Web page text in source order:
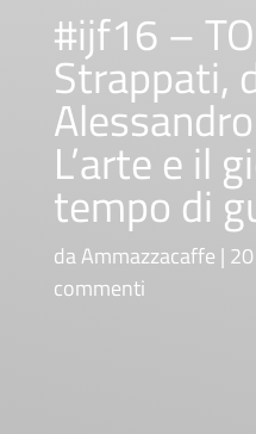
#ijf16 –
Strappati,
L’arte e il
tempo di
daAmmazzacaffe
commenti